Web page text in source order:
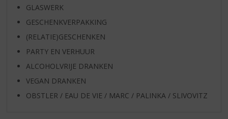
GLASWERK
GESCHENKVERPAKKING
(RELATIE)GESCHENKEN
PARTY EN VERHUUR
ALCOHOLVRIJE DRANKEN
VEGAN DRANKEN
OBSTLER / EAU DE VIE / MARC / PALINKA / SLIVOVITZ